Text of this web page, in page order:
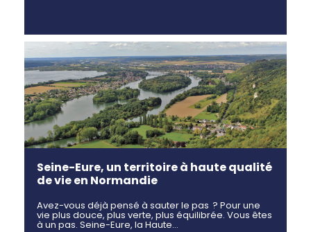
Seine-Eure, un territoire à haute qualité
de vie en Normandie
Avez-vous déjà pensé à sauter le pas ? Pour une
vie plus douce, plus verte, plus équilibrée. Vous êtes
à un pas. Seine-Eure, la Haute…